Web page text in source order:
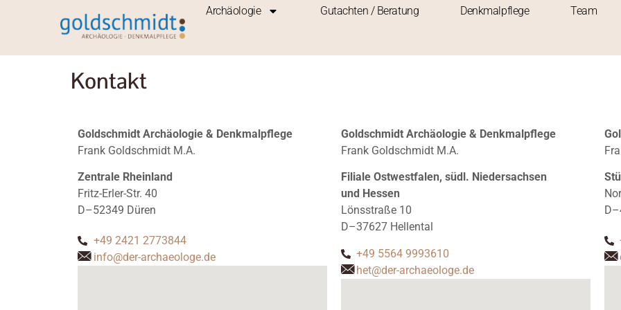
Archäologie Gutachten / Beratung Denkmalpflege Team
Kontakt
Goldschmidt Archäologie & Denkmalpflege
Frank Goldschmidt M.A.
Zentrale Rheinland
Fritz-Erler-Str. 40
D–52349 Düren
+49 2421 2773844
info@der-archaeologe.de
Goldschmidt Archäologie & Denkmalpflege
Frank Goldschmidt M.A.
Filiale Ostwestfalen, südl. Niedersachsen
und Hessen
Lönsstraße 10
D–37627 Hellental
+49 5564 9993610
het@der-archaeologe.de